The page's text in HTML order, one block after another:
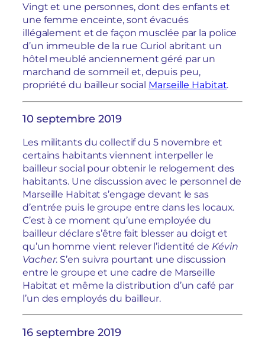
Vingt et une personnes, dont des enfants et
une femme enceinte, sont évacués
illégalement et de façon musclée par la police
d’un immeuble de la rue Curiol abritant un
hôtel meublé anciennement géré par un
marchand de sommeil et, depuis peu,
propriété du bailleur social Marseille Habitat.
10 septembre 2019
Les militants du collectif du 5 novembre et
certains habitants viennent interpeller le
bailleur social pour obtenir le relogement des
habitants. Une discussion avec le personnel de
Marseille Habitat s’engage devant le sas
d’entrée puis le groupe entre dans les locaux.
C’est à ce moment qu’une employée du
bailleur déclare s’être fait blesser au doigt et
qu’un homme vient relever l’identité de Kévin
Vacher. S’en suivra pourtant une discussion
entre le groupe et une cadre de Marseille
Habitat et même la distribution d’un café par
l’un des employés du bailleur.
16 septembre 2019